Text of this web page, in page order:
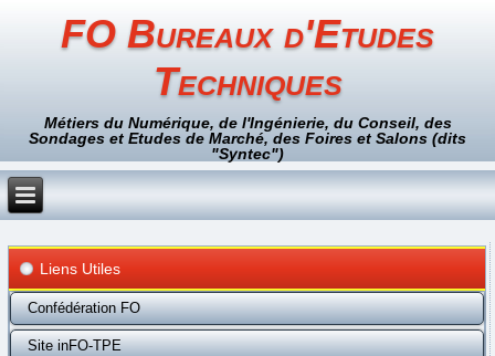
FO Bureaux d'Etudes
Techniques
Métiers du Numérique, de l'Ingénierie, du Conseil, des
Sondages et Etudes de Marché, des Foires et Salons (dits
"Syntec")
Liens Utiles
Confédération FO
Site inFO-TPE